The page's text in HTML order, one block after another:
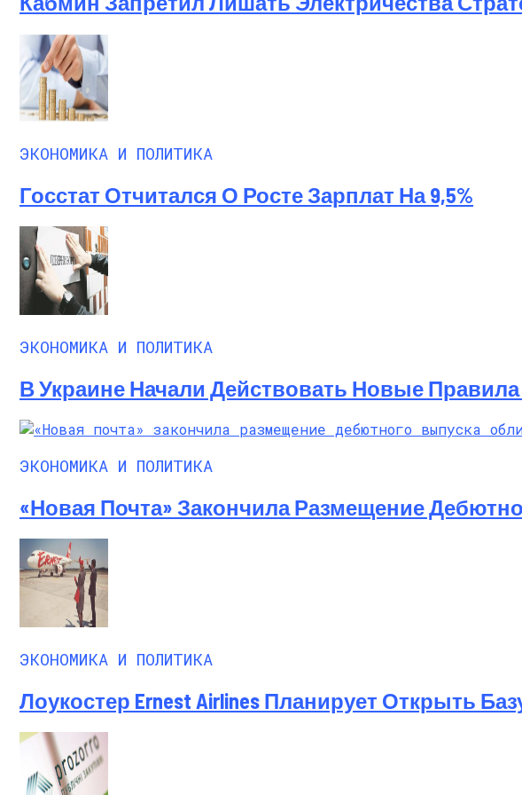
ЭКОНОМИКА И ПОЛИТИКА
Госстат Отчитался О Росте Зарплат На 9,5%
ЭКОНОМИКА И ПОЛИТИКА
В Украине Начали Действовать Новые
ЭКОНОМИКА И ПОЛИТИКА
«Новая Почта» Закончила Размещение
ЭКОНОМИКА И ПОЛИТИКА
Лоукостер Ernest Airlines Планирует Открыть